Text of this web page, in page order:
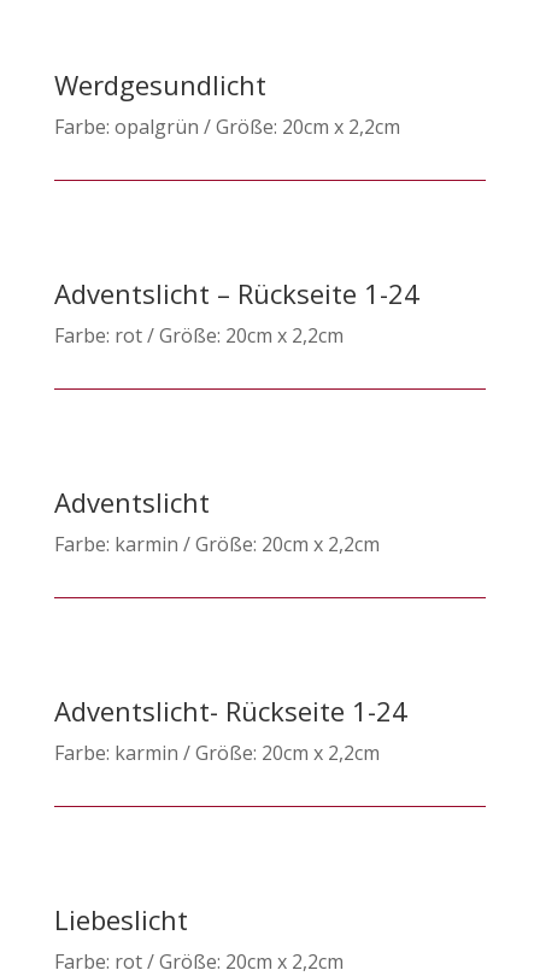
Werdgesundlicht
Farbe: opalgrün / Größe: 20cm x 2,2cm
Adventslicht – Rückseite 1-24
Farbe: rot / Größe: 20cm x 2,2cm
Adventslicht
Farbe: karmin / Größe: 20cm x 2,2cm
Adventslicht- Rückseite 1-24
Farbe: karmin / Größe: 20cm x 2,2cm
Liebeslicht
Farbe: rot / Größe: 20cm x 2,2cm